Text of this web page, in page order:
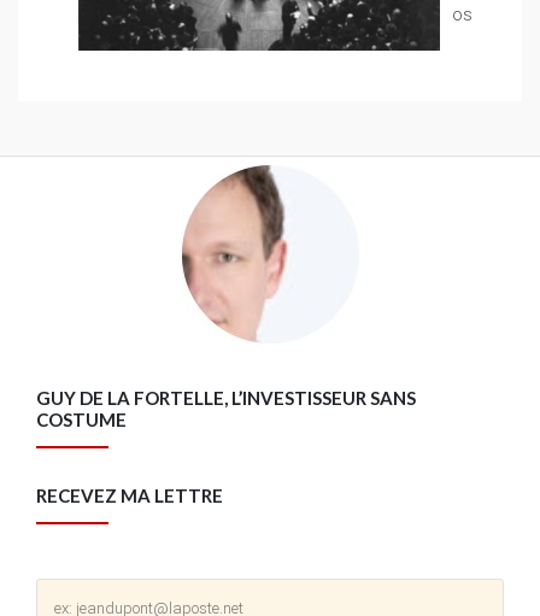
os
GUY DE LA FORTELLE, L’INVESTISSEUR SANS
COSTUME
RECEVEZ MA LETTRE